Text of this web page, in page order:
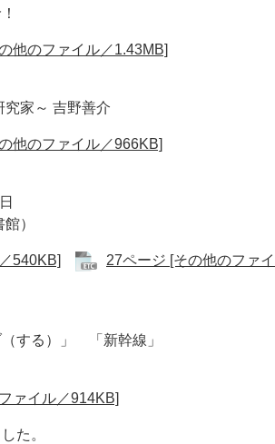
他のファイル／1.43MB]
家～ 吉野善介
他のファイル／966KB]
）
540KB] 27ページ [その他のファ
する）」 「新幹線」
ァイル／914KB]
た。